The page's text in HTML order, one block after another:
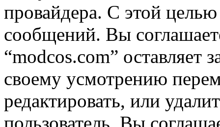
провайдера. С этой
сообщений. Вы
“modcos.com” оставляет
своему усмотрению
редактировать, или